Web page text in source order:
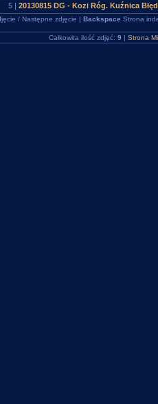
5 | 20130815 DG - Kozi Róg. Kuźnica
/ Następne zdjęcie | Backspace Strona
Całkowita ilość zdjęć: 9 | Strona